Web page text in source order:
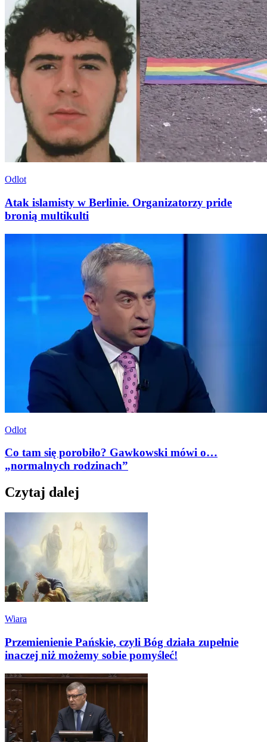
Odlot
Atak islamisty w Berlinie. Organizatorzy pride
bronią multikulti
Odlot
Co tam się porobiło? Gawkowski mówi o…
„normalnych rodzinach”
Czytaj dalej
Wiara
Przemienienie Pańskie, czyli Bóg działa zupełnie
inaczej niż możemy sobie pomyśleć!